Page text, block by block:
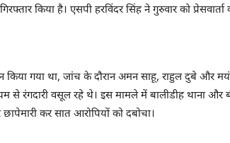
किया है। एसपी हरविंदर सिंह ने गुरुवार को
गया था, जांच के दौरान अमन साहू, राहुल दुबे और
से रंगदारी वसूल रहे थे। इस मामले में बालीडीह थाना
कर सात आरोपियों को दबोचा।